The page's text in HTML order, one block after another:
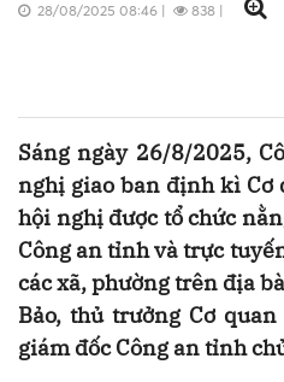
28/08/2025 08:46 | 838 |
Sáng ngày 26/8/2025,
nghị giao ban định kì Cơ
hội nghị được tổ chức
Công an tỉnh và trực
các xã, phường trên địa
Bảo, thủ trưởng Cơ
giám đốc Công an tỉnh